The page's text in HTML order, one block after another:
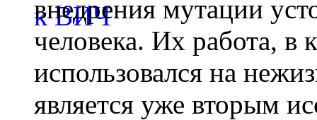
внедрения мутации
человека. Их работа, в
использовался на
является уже вторым